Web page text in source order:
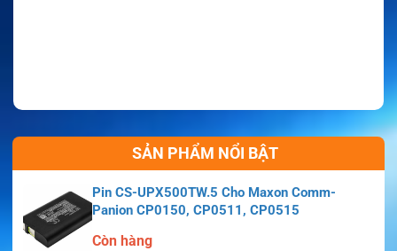
SẢN PHẨM NỔI BẬT
Pin CS-UPX500TW.5 Cho Maxon Comm-
Panion CP0150, CP0511, CP0515
Còn hàng